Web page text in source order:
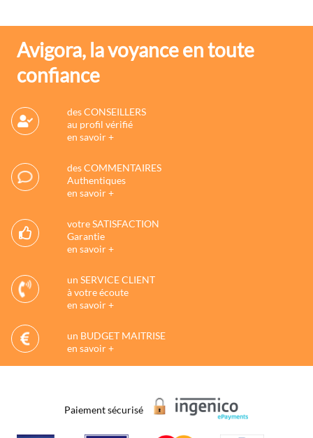
Avigora, la voyance en toute
confiance
des CONSEILLERS
au profil vérifié
en savoir +
des COMMENTAIRES
Authentiques
en savoir +
votre SATISFACTION
Garantie
en savoir +
un SERVICE CLIENT
à votre écoute
en savoir +
un BUDGET MAITRISE
en savoir +
Paiement sécurisé